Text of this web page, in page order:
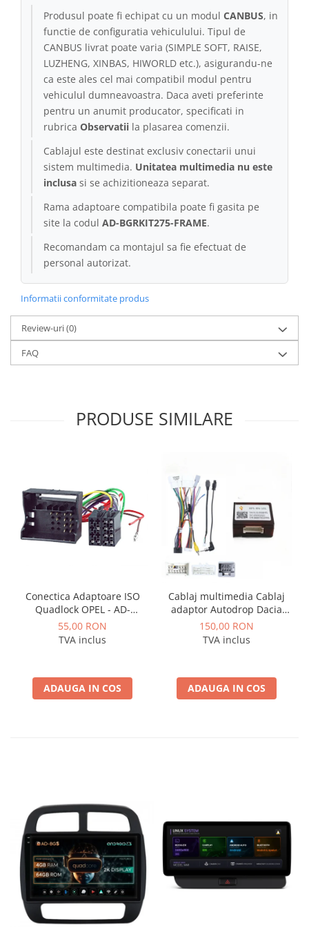
Conectică Kia
Conectică Hyundai
Conectică Mitsubishi
Lumini ambientale
Produsul poate fi echipat cu un modul CANBUS, in
functie de configuratia vehiculului. Tipul de
CANBUS livrat poate varia (SIMPLE SOFT, RAISE,
LUZHENG, XINBAS, HIWORLD etc.), asigurandu-ne
ca este ales cel mai compatibil modul pentru
vehiculul dumneavoastra. Daca aveti preferinte
pentru un anumit producator, specificati in
rubrica Observatii la plasarea comenzii.
Cablajul este destinat exclusiv conectarii unui
sistem multimedia. Unitatea multimedia nu este
inclusa si se achizitioneaza separat.
Rama adaptoare compatibila poate fi gasita pe
site la codul AD-BGRKIT275-FRAME.
Recomandam ca montajul sa fie efectuat de
personal autorizat.
Informatii conformitate produs
Review-uri(0)
FAQ
PRODUSE SIMILARE
Conectica Adaptoare ISO
Quadlock OPEL - AD-
ISOOPEL
55,00 RON
TVA inclus
ADAUGA IN COS
Cablaj multimedia Cablaj
adaptor Autodrop Dacia
Logan / Sandero pentru
Navigatii multimedia
150,00 RON
TVA inclus
ADAUGA IN COS